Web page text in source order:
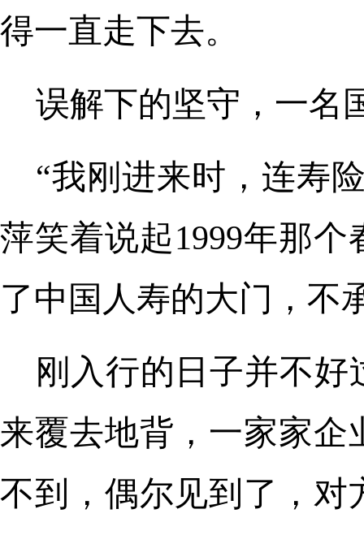
得一直走下去。
误解下的坚守，一名
“我刚进来时，连寿
萍笑着说起1999年那
了中国人寿的大门，不
刚入行的日子并不
来覆去地背，一家家
不到，偶尔见到了，对